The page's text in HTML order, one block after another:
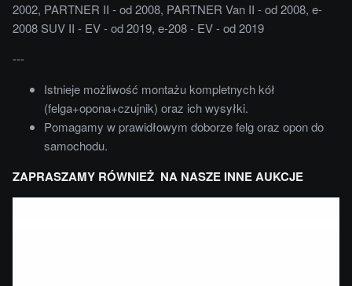
2002, PARTNER II - od 2008, PARTNER Van II - od 2008, e-
2008 SUV II - EV - od 2019, e-208 - EV - od 2019
---
Istnieje możliwość montażu kompletnych kół
(felga+opona+czujnik) oraz ich wysyłki.
Pomagamy w prawidłowym doborze felg oraz opon do
samochodu.
ZAPRASZAMY RÓWNIEŻ NA NASZE INNE AUKCJE